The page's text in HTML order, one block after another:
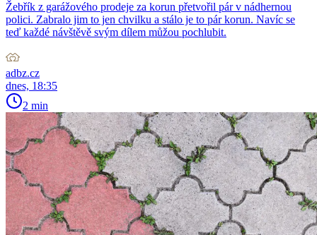
Žebřík z garážového prodeje za korun přetvořil pár v nádhernou
polici. Zabralo jim to jen chvilku a stálo je to pár korun. Navíc se
teď každé návštěvě svým dílem můžou pochlubit.
adbz.cz
dnes, 18:35
2 min